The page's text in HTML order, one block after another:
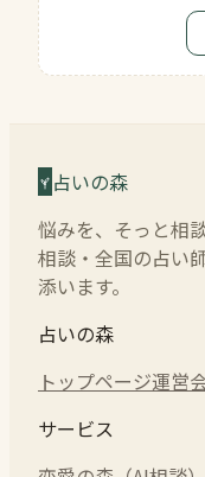
占いの森
悩みを、そっと相
相談・全国の占い
添います。
占いの森
トップページ運営
サービス